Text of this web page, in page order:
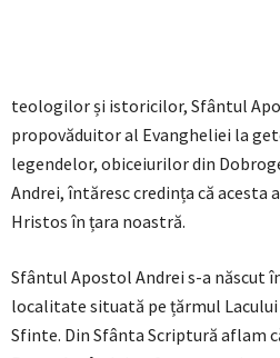
teologilor și istoricilor, Sfântul
propovăduitor al Evangheliei la
legendelor, obiceiurilor din
Andrei, întăresc credința că acesta
Hristos în țara noastră.
Sfântul Apostol Andrei s-a născut
localitate situată pe țărmul
Sfinte. Din Sfânta Scriptură aflam